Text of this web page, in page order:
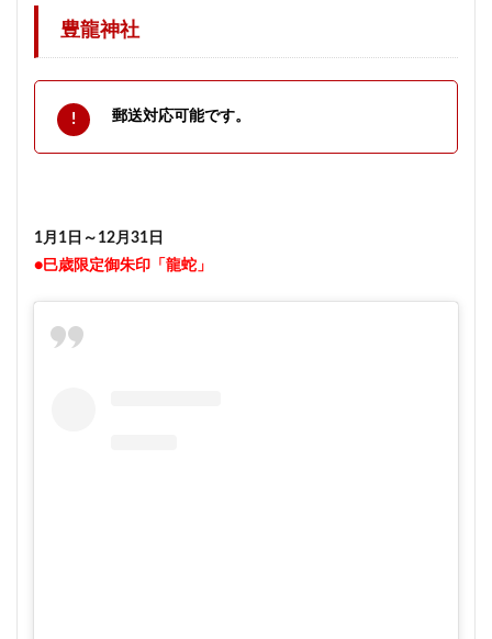
豊龍神社
郵送対応可能です。
1月1日～12月31日
●巳歳限定御朱印「龍蛇」